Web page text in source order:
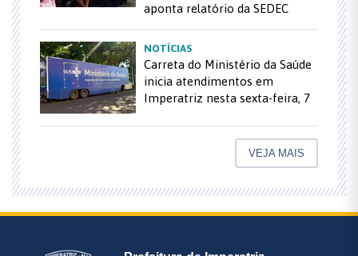
aponta relatório da SEDEC
NOTÍCIAS
Carreta do Ministério da Saúde
inicia atendimentos em
Imperatriz nesta sexta-feira, 7
VEJA MAIS